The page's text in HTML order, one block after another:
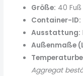
Größe: 40
Container-ID:
Ausstattung:
Außenmaße (L
Aggregat